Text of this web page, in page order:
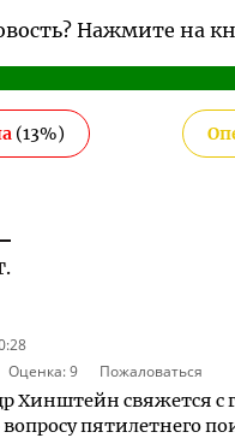
Нажмите на
(13%)
Оценка:9 Пожаловаться
Хинштейн свяжется с
пятилетнего